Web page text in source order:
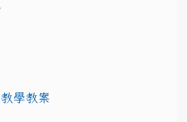
學教案